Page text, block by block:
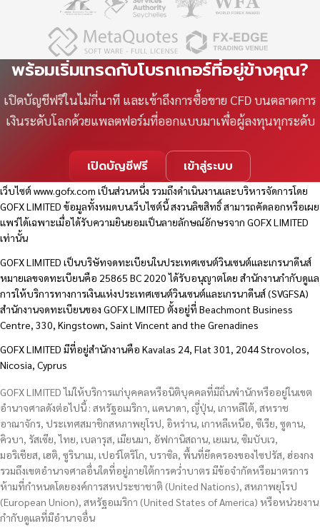
พร้อมเริ่มเทรดกับโบรกเกอร์ที่อยู่ข้างคุณ?
เปิดบัญชีฟรีในไม่กี่นาที และเข้าถึงการซื้อขาย CFD บนตลาดการ
เงินระดับโลกด้วยแพลตฟอร์มที่ออกแบบมาเพื่อผู้ลงทุนทุกระดับ
เปิดบัญชีฟรี เข้าสู่ระบบ
เว็บไซต์www.gofx.com เป็นส่วนหนึ่ง รวมถึงดำเนินงานและบริหารจัดการโดย
GOFX LIMITED ข้อมูลทั้งหมดบนเว็บไซต์นี้ สงวนลิขสิทธิ์ สามารถคัดลอกหรือเผย
แพร่ได้เฉพาะเมื่อได้รับความยินยอมเป็นลายลักษณ์อักษรจาก GOFX LIMITED
เท่านั้น
GOFX LIMITED เป็นบริษัทจดทะเบียนในประเทศเซนต์วินเซนต์และเกรนาดีนส์
หมายเลขจดทะเบียนคือ 25865 BC 2020 ได้รับอนุญาตโดย สำนักงานกำกับดูแล
การให้บริการทางการเงินแห่งประเทศเซนต์วินเซนต์และเกรนาดีนส์ (SVGFSA)
สำนักงานจดทะเบียนของ GOFX LIMITED ตั้งอยู่ที่ Beachmont Business
Centre, 330, Kingstown, Saint Vincent and the Grenadines
GOFX LIMITED มีที่อยู่สำนักงานคือ Kavalas 24, Flat 301, 2044 Strovolos,
Nicosia, Cyprus
GOFX LIMITED ไม่ให้บริการแก่บุคคลหรือนิติบุคคลที่มีถิ่นพำนักหรืออยู่ในเขต
อำนาจศาลดังต่อไปนี้ : สหรัฐอเมริกา, แคนาดา, ญี่ปุ่น, เกาหลีใต้, สหราช
อาณาจักร, ประเทศสมาชิกสหภาพยุโรป, อิหร่าน, เกาหลีเหนือ, ซีเรีย, ซูดาน,
คิวบา, รัสเซีย, ไทย, เบลารุส, เมียนมา, อัฟกานิสถาน, เยเมน, ซิมบับเว,
มอริเชียส, เฮติ, ซูรินาเม, เปอร์โตริโก, บราซิล, พื้นที่ยึดครองของไซปรัส, ฮ่องกง
รวมถึงเขตอำนาจศาลอื่นใดที่อยู่ภายใต้การคว่ำบาตร มีข้อจำกัดหรือมาตรการ
ห้ามที่กำหนดโดยองค์การสหประชาชาติ (United Nations), สหภาพยุโรป
(European Union), สหรัฐอเมริกา (United States of America) หรือหน่วยงาน
กำกับดูแลที่มีอำนาจอื่น